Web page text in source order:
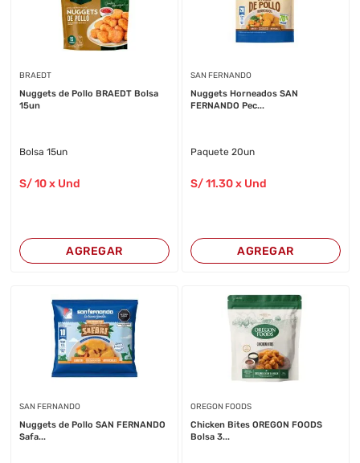
BRAEDT
Nuggets de Pollo BRAEDT Bolsa
15un
Bolsa 15un
S/10 x Und
AGREGAR
SAN FERNANDO
Nuggets Horneados SAN
FERNANDO Pec...
Paquete 20un
S/11.30x Und
AGREGAR
SAN FERNANDO
Nuggets de Pollo SAN FERNANDO
Safa...
OREGON FOODS
Chicken Bites OREGON FOODS
Bolsa 3...